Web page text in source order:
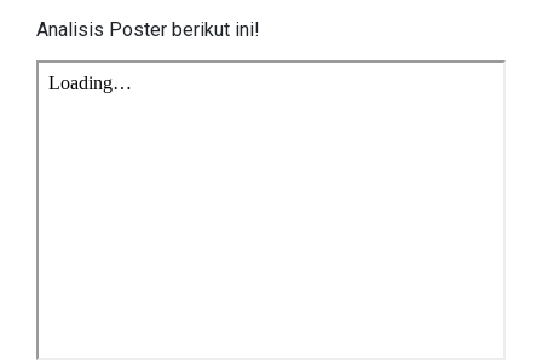
Analisis Poster berikut ini!